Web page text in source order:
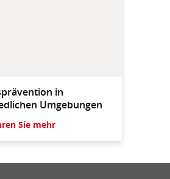
in
Umgebungen
Sie mehr